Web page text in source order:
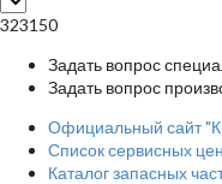
323150
Задать вопрос
Задать вопрос
Официальный сайт
Список сервисных
Каталог запасных